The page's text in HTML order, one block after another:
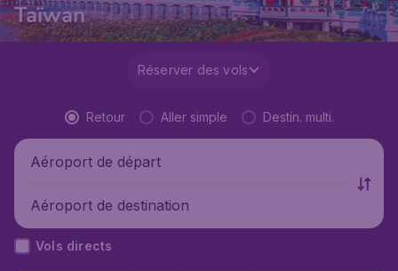
Taïwan
Réserver des vols
Retour Aller simple Destin. multi.
Aéroport de départ
Aéroport de destination
Vols directs